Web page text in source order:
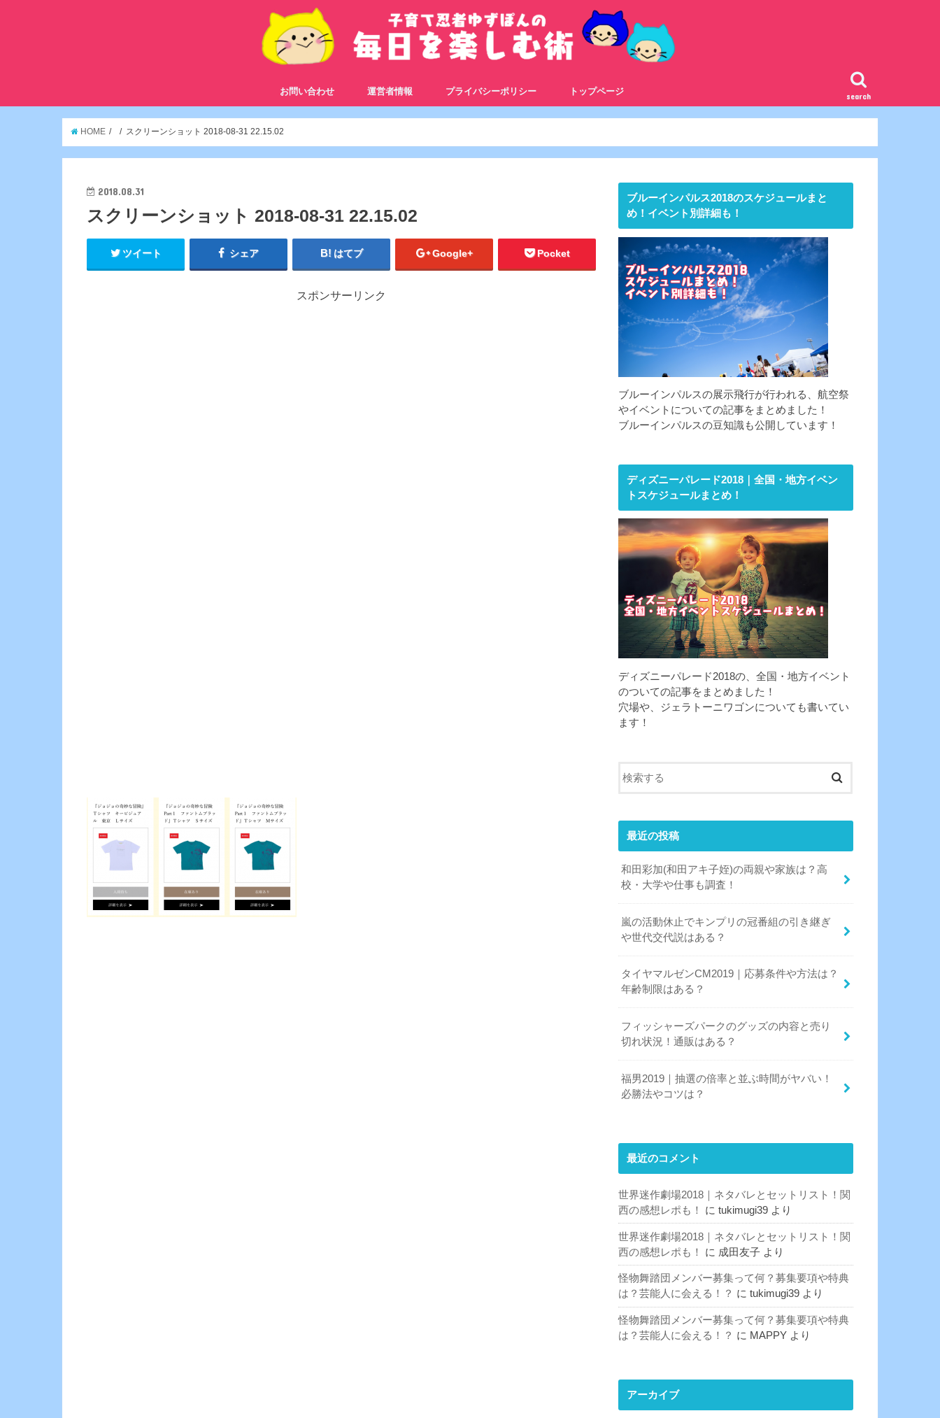
search
お問い合わせ 運営者情報 プライバシーポリシー トップページ
HOME スクリーンショット 2018-08-31 22.15.02
2018.08.31
スクリーンショット 2018-08-31 22.15.02
ツイート シェア はてブ Google+ Pocket
スポンサーリンク
ブルーインパルス2018のスケジュールまと
め！イベント別詳細も！
ブルーインパルスの展示飛行が行われる、航空祭
やイベントについての記事をまとめました！
ブルーインパルスの豆知識も公開しています！
ディズニーパレード2018｜全国・地方イベン
トスケジュールまとめ！
ディズニーパレード2018の、全国・地方イベント
のついての記事をまとめました！
穴場や、ジェラトーニワゴンについても書いてい
ます！
最近の投稿
和田彩加(和田アキ子姪)の両親や家族は？高
校・大学や仕事も調査！
嵐の活動休止でキンプリの冠番組の引き継ぎ
や世代交代説はある？
タイヤマルゼンCM2019｜応募条件や方法は？
年齢制限はある？
フィッシャーズパークのグッズの内容と売り
切れ状況！通販はある？
福男2019｜抽選の倍率と並ぶ時間がヤバい！
必勝法やコツは？
最近のコメント
世界迷作劇場2018｜ネタバレとセットリスト！関
西の感想レポも！
に tukimugi39 より
世界迷作劇場2018｜ネタバレとセットリスト！関
西の感想レポも！
に 成田友子 より
怪物舞踏団メンバー募集って何？募集要項や特典
は？芸能人に会える！？ に tukimugi39 より
怪物舞踏団メンバー募集って何？募集要項や特典
は？芸能人に会える！？ に MAPPY より
アーカイブ